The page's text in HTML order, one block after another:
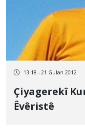
13:18 - 21 Gulan 2012
Çiyagerekî
Êvêristê